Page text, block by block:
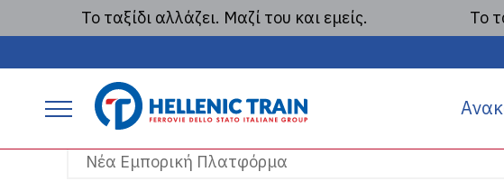
Το ταξίδι αλλάζει. Μαζί του και εμείς. Το
r
Νέα Πλατφόρμα